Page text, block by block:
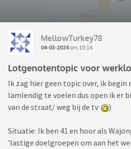
MellowTurkey78
04-03-2024om 10:14
Lotgenotentopic voor
Ik zag hier geen topic over, ik
lamlendig te voelen dus open ik er
van de straat/ weg bij de tv
)
Situatie: Ik ben 41 en hoor als
'lastige doelgroepen om aan het